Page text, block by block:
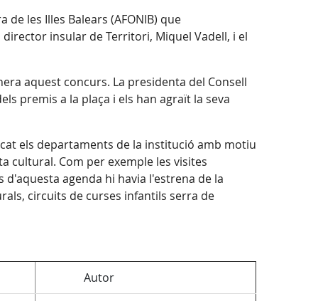
les Illes Balears (AFONIB) que
insular de Territori, Miquel Vadell, i el
aquest concurs. La presidenta del Consell
premis a la plaça i els han agraït la seva
els departaments de la institució amb motiu
cultural. Com per exemple les visites
agenda hi havia l'estrena de la
circuits de curses infantils serra de
Autor